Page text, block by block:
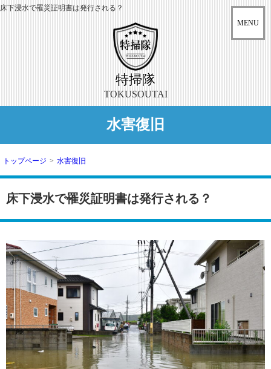
床下浸水で罹災証明書は発行される？
特掃隊
TOKUSOUTAI
水害復旧
トップページ > 水害復旧
床下浸水で罹災証明書は発行される？